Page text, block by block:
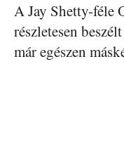
A Jay Shetty-féle
részletesen
már egészen